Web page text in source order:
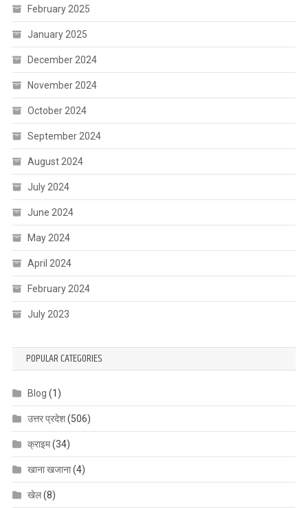
February 2025
January 2025
December 2024
November 2024
October 2024
September 2024
August 2024
July 2024
June 2024
May 2024
April 2024
February 2024
July 2023
POPULAR CATEGORIES
Blog (1)
उत्तर प्रदेश(506)
क्राइम(34)
खाना खजाना(4)
खेल(8)